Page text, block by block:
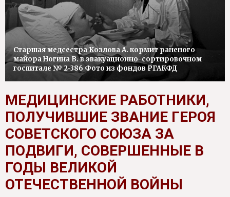
Старшая медсестра Козлова А. кормит раненого
майора Ногина В. в эвакуационно-сортировочном
госпитале № 2-386 Фото из фондов РГАКФД
МЕДИЦИНСКИЕ РАБОТНИКИ,
ПОЛУЧИВШИЕ ЗВАНИЕ ГЕРОЯ
СОВЕТСКОГО СОЮЗА ЗА
ПОДВИГИ, СОВЕРШЕННЫЕ В
ГОДЫ ВЕЛИКОЙ
ОТЕЧЕСТВЕННОЙ ВОЙНЫ